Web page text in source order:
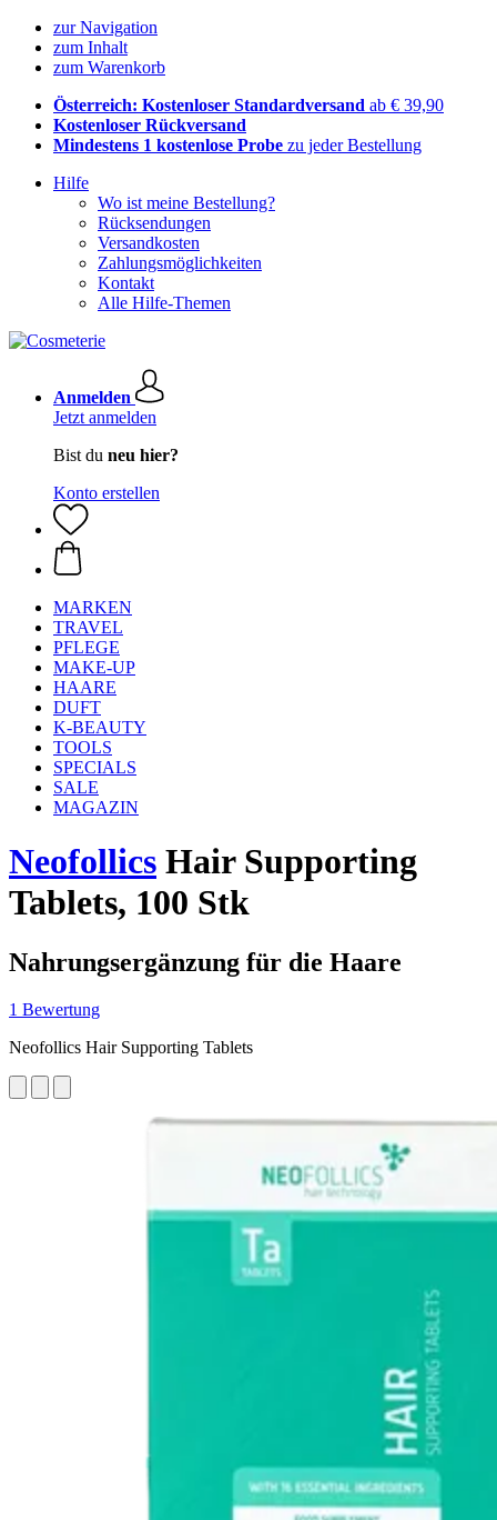
zur Navigation
zum Inhalt
zum Warenkorb
Österreich: Kostenloser Standardversand ab € 39,90
Kostenloser Rückversand
Mindestens 1 kostenlose Probe zu jeder Bestellung
Hilfe
Wo ist meine Bestellung?
Rücksendungen
Versandkosten
Zahlungsmöglichkeiten
Kontakt
Alle Hilfe-Themen
Anmelden
Jetzt anmelden
Bist du neu hier?
Konto erstellen
MARKEN
TRAVEL
PFLEGE
MAKE-UP
HAARE
DUFT
K-BEAUTY
TOOLS
SPECIALS
SALE
MAGAZIN
Neofollics Hair Supporting
Tablets, 100 Stk
Nahrungsergänzung für die Haare
1 Bewertung
Neofollics Hair Supporting Tablets